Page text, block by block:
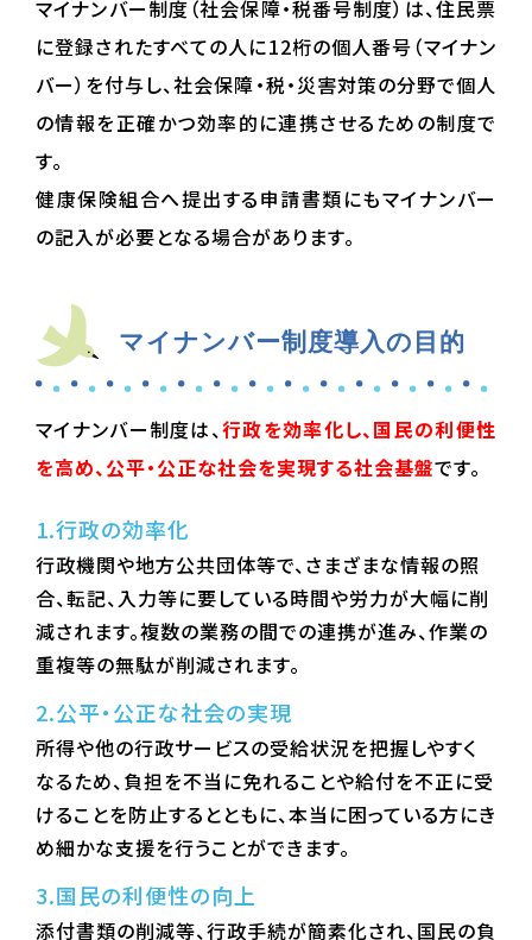
マイナンバー制度（社会保障・税番号制度）は、住民票
に登録されたすべての人に12桁の個人番号（マイナン
バー）を付与し、社会保障・税・災害対策の分野で個人
の情報を正確かつ効率的に連携させるための制度で
す。
健康保険組合へ提出する申請書類にもマイナンバー
の記入が必要となる場合があります。
マイナンバー制度導入の目的
マイナンバー制度は、行政を効率化し、国民の利便性
を高め、公平・公正な社会を実現する社会基盤です。
1.行政の効率化
行政機関や地方公共団体等で、さまざまな情報の照
合、転記、入力等に要している時間や労力が大幅に削
減されます。複数の業務の間での連携が進み、作業の
重複等の無駄が削減されます。
2.公平・公正な社会の実現
所得や他の行政サービスの受給状況を把握しやすく
なるため、負担を不当に免れることや給付を不正に受
けることを防止するとともに、本当に困っている方にき
め細かな支援を行うことができます。
3.国民の利便性の向上
添付書類の削減等、行政手続が簡素化され、国民の負